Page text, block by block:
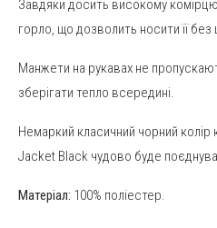
Завдяки досить високому
горло, що дозволить носити її
Манжети на рукавах не
зберігати тепло всередині.
Немаркий класичний чорний колір
Jacket Black чудово буде
Матеріал: 100% поліестер.